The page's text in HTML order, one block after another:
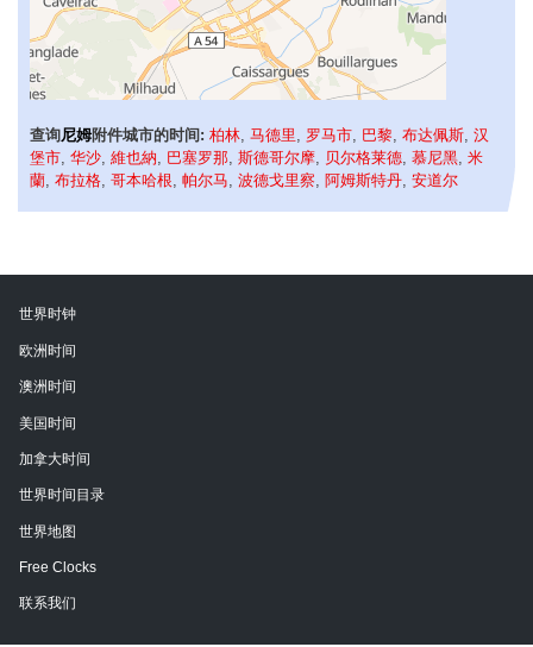
查询尼姆附件城市的时间: 柏林 马德里 罗马市 巴黎 布达佩斯 汉
堡市 华沙 維也納 巴塞罗那 斯德哥尔摩 贝尔格莱德 慕尼黑 米
蘭 布拉格 哥本哈根 帕尔马 波德戈里察 阿姆斯特丹 安道尔
世界时钟
欧洲时间
澳洲时间
美国时间
加拿大时间
世界时间目录
世界地图
Free Clocks
联系我们